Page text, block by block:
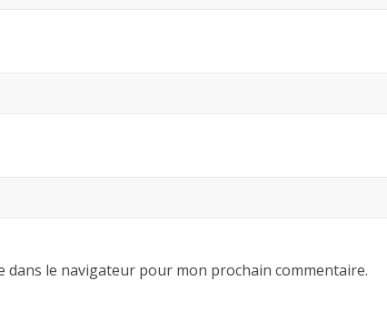
le navigateur pour mon prochain commentaire.